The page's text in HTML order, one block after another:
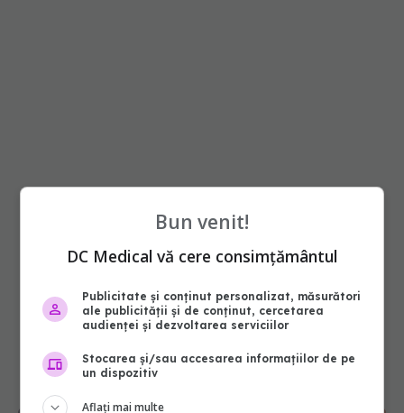
Bun venit!
DC Medical vă cere consimțământul
Publicitate și conținut personalizat, măsurători
ale publicității și de conținut, cercetarea
audienței și dezvoltarea serviciilor
Stocarea și/sau accesarea informațiilor de pe
un dispozitiv
Aflați mai multe